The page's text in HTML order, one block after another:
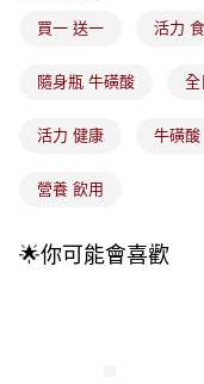
1.本服務係由「台灣大哥
2.基於同意付款使用「大
由本公司與您本人進行分
付款後7-11取貨
每筆NT$100，滿
宅配(離島)
付款後門市自取
買一 送一 活力
隨身瓶 牛磺酸 全
活力 健康 牛磺酸
營養 飲用
🌟你可能會喜歡